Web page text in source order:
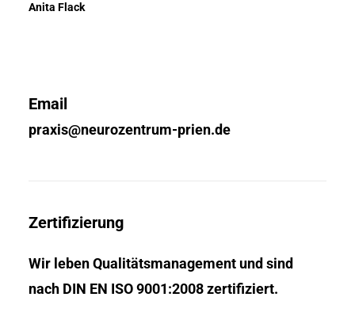
Anita Flack
Email
praxis@neurozentrum-prien.de
Zertifizierung
Wir leben Qualitätsmanagement und sind
nach DIN EN ISO 9001:2008 zertifiziert.